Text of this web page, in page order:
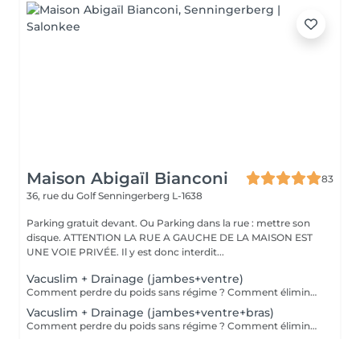
Maison Abigaïl Bianconi
83
36, rue du GolfSenningerberg L-1638
Parking gratuit devant. Ou Parking dans la rue : mettre son
disque. ATTENTION LA RUE A GAUCHE DE LA MAISON EST
UNE VOIE PRIVÉE. Il y est donc interdit...
Vacuslim + Drainage (jambes+ventre)
Comment perdre du poids sans régime ? Comment éliminer la cellulite sans faire de sport ? Et si votre peau devenait plus belle, plus douce, plus ferme naturellement ? Découvrez Vacuslim 48 une méthode innovante et non invasive qui utilise un emballage sous vide pour booster les fonctions naturelles de votre corps. Grâce à une pénétration rapide et profonde des actifs puissants, les résultats sont visibles dès la première séance. Les bienfaits de Vacuslim 48 : Réduction visible de la cellulite Remodelage corporel ciblé Raffermissement intense de la peau Peau douce, satinée, plus élastique Vergetures visiblement atténuées Jusqu'à 8 à 19 cm de circonférence perdus (moyenne totale mesurée sur plusieurs zones) dès la première séance À utiliser en soin seul ou entre deux séances de Maderothérapie pour des résultats amplifiés et durables. Offrez à votre corps un soin complet, sans douleur, sans sport, sans régime. Vacuslim 48 votre nouvelle routine minceur et peau parfaite.
Vacuslim + Drainage (jambes+ventre+bras)
Comment perdre du poids sans régime ? Comment éliminer la cellulite sans faire de sport ? Et si votre peau devenait plus belle, plus douce, plus ferme naturellement ? Découvrez Vacuslim 48 une méthode innovante et non invasive qui utilise un emballage sous vide pour booster les fonctions naturelles de votre corps. Grâce à une pénétration rapide et profonde des actifs puissants, les résultats sont visibles dès la première séance. Les bienfaits de Vacuslim 48 : Réduction visible de la cellulite Remodelage corporel ciblé Raffermissement intense de la peau Peau douce, satinée, plus élastique Vergetures visiblement atténuées Jusqu'à 8 à 19 cm de circonférence perdus (moyenne totale mesurée sur plusieurs zones) dès la première séance À utiliser en soin seul ou entre deux séances de Maderothérapie pour des résultats amplifiés et durables. Offrez à votre corps un soin complet, sans douleur, sans sport, sans régime. Vacuslim 48 votre nouvelle routine minceur et peau parfaite.